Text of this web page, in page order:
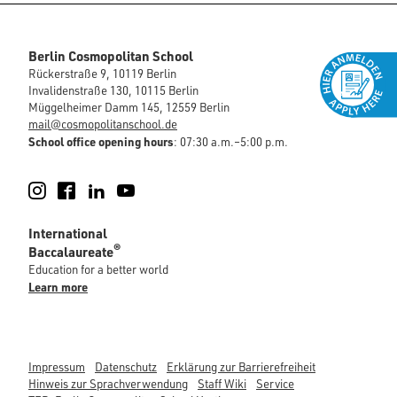
Berlin Cosmopolitan School
Rückerstraße 9, 10119 Berlin
Invalidenstraße 130, 10115 Berlin
Müggelheimer Damm 145, 12559 Berlin
mail@cosmopolitanschool.de
School office opening hours: 07:30 a.m.–5:00 p.m.
Instagram
FacebookLinkedIn
International
Baccalaureate®
Education for a better world
Learn more
Impressum Datenschutz
Erklärung zur Barrierefreiheit
Hinweis zur Sprachverwendung
Staff Wiki
Service